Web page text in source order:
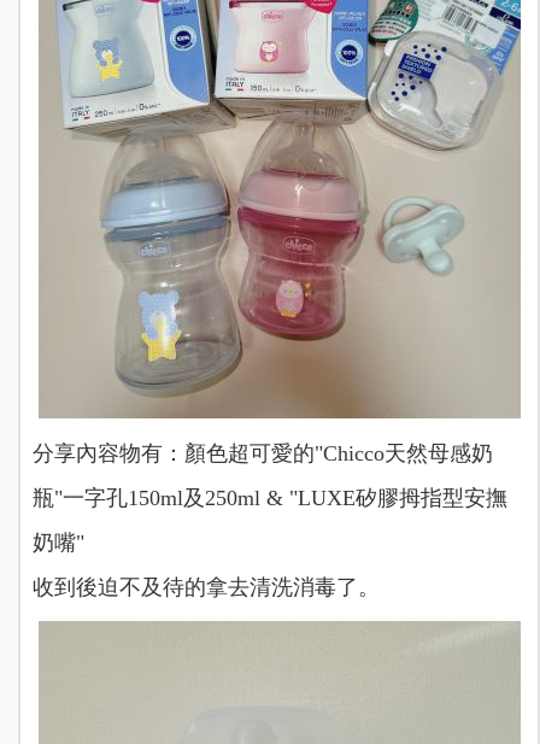
分享內容物有：顏色超可愛的"Chicco天然母感奶
瓶"一字孔150ml及250ml & "LUXE矽膠拇指型安撫
奶嘴"
收到後迫不及待的拿去清洗消毒了。